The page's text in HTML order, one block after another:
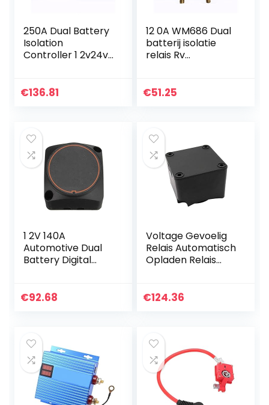
250A Dual Battery
Isolation
Controller 1 2v24v
Relay Voor auto
€136.81
12 0A WM686 Dual
batterij isolatie
relais Rv
Power Saving RL /
€51.25
1 2V 140A
Automotive Dual
Battery Digital
V Bescherming
€92.68
Voltage Gevoelig
Relais Automatisch
Opladen Relais
accessoires Voor
€124.36